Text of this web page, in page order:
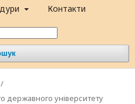
Контакти
/
державного університету